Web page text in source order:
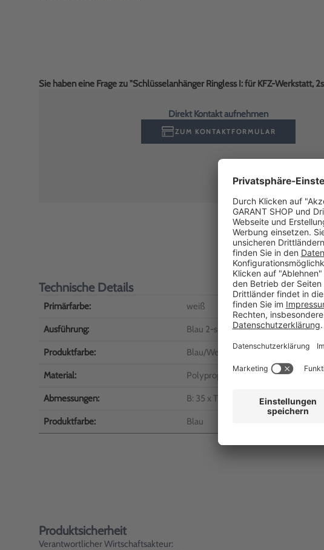
Sie haben eine Frage zu "Schlüsselanhänger Ringless I: für KFZ-Werkstatt,
Direkt Kontakt aufnehmen
ZUM KONTAKTFORMULAR
Technische Details
Primärfarbe: weiß
Ausführung: Blau 2-sprachig
Produktfarbe: Blau/Weiß
Material: Polypropylen/PP
Abmessungen: B: 35 x T: 210 mm -
Produktfarbe: Blau
Produktsicherheit
Verantwortlicher Wirtschaftsakteur: